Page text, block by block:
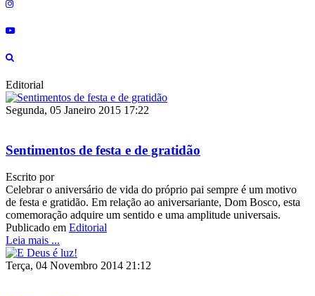
Editorial
Segunda, 05 Janeiro 2015 17:22
Sentimentos de festa e de gratidão
Escrito por
Celebrar o aniversário de vida do próprio pai sempre é um motivo
de festa e gratidão. Em relação ao aniversariante, Dom Bosco, esta
comemoração adquire um sentido e uma amplitude universais.
Publicado em Editorial
Leia mais ...
Terça, 04 Novembro 2014 21:12